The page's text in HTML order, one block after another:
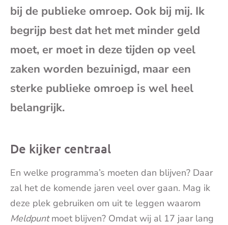
bij de publieke omroep. Ook bij mij. Ik
begrijp best dat het met minder geld
moet, er moet in deze tijden op veel
zaken worden bezuinigd, maar een
sterke publieke omroep is wel heel
belangrijk.
De kijker centraal
En welke programma’s moeten dan blijven? Daar
zal het de komende jaren veel over gaan. Mag ik
deze plek gebruiken om uit te leggen waarom
Meldpuntmoet blijven? Omdat wij al 17 jaar lang